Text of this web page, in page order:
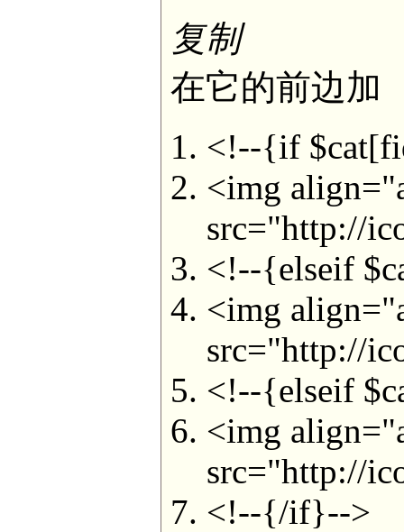
复制
在它的前边加
<!--{if
<img
src="http://
<!--{elseif
<img
src="http://
<!--{elseif
<img
src="http://
<!--{/if}-->